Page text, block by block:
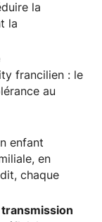
la
la
francilien : le
au
enfant
en
chaque